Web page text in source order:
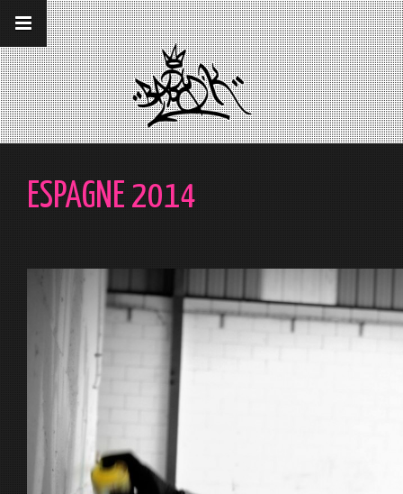
__gaTracker('require', 'displayfeatures');
__gaTracker('send','pageview');
ESPAGNE 2014